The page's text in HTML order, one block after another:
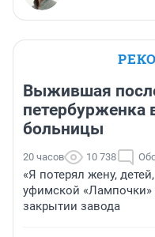
Выжившая
петербурженка
больницы
20 часов 10 738
«Я потерял жену,
уфимской «Лампочки»
закрытии завода